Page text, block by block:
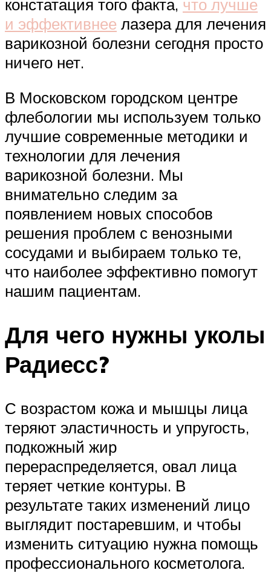
констатация того факта, что лучше
и эффективнее лазера для лечения
варикозной болезни сегодня просто
ничего нет.
В Московском городском центре
флебологии мы используем только
лучшие современные методики и
технологии для лечения
варикозной болезни. Мы
внимательно следим за
появлением новых способов
решения проблем с венозными
сосудами и выбираем только те,
что наиболее эффективно помогут
нашим пациентам.
Для чего нужны уколы
Радиесс?
С возрастом кожа и мышцы лица
теряют эластичность и упругость,
подкожный жир
перераспределяется, овал лица
теряет четкие контуры. В
результате таких изменений лицо
выглядит постаревшим, и чтобы
изменить ситуацию нужна помощь
профессионального косметолога.